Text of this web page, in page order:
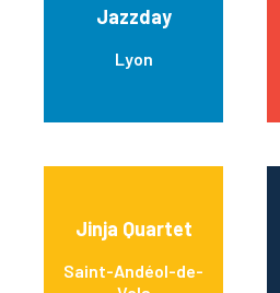
Jazzday
Lyon
Jinja Quartet
Saint-Andéol-de-